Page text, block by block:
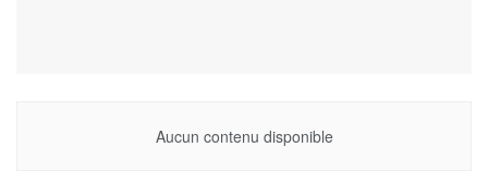
Aucun contenu disponible